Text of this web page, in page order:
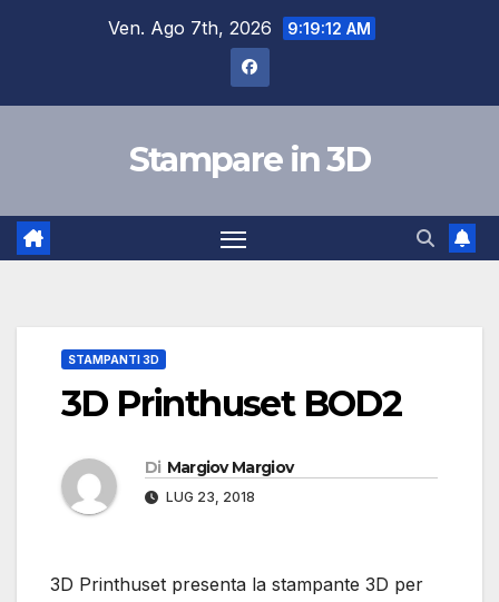
Ven. Ago 7th, 2026 9:19:13 AM
Stampare in 3D
STAMPANTI 3D
3D Printhuset BOD2
Di Margiov Margiov
LUG 23, 2018
3D Printhuset presenta la stampante 3D per